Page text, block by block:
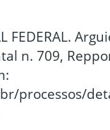
FEDERAL.
n. 709,
processos/